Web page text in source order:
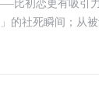
比初恋更有吸引
的社死瞬间；从